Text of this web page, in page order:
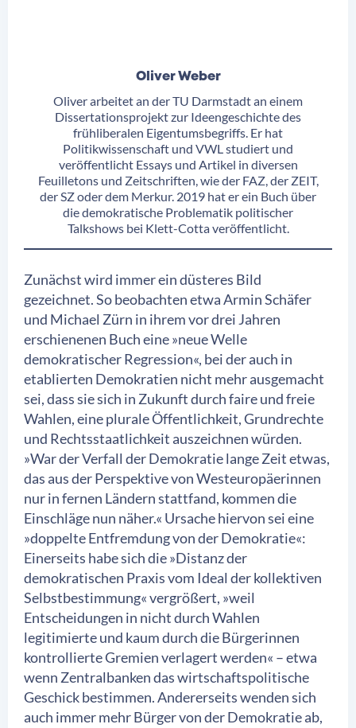
Oliver Weber
Oliver arbeitet an der TU Darmstadt an einem
Dissertationsprojekt zur Ideengeschichte des
frühliberalen Eigentumsbegriffs. Er hat
Politikwissenschaft und VWL studiert und
veröffentlicht Essays und Artikel in diversen
Feuilletons und Zeitschriften, wie der FAZ, der ZEIT,
der SZ oder dem Merkur. 2019 hat er ein Buch über
die demokratische Problematik politischer
Talkshows bei Klett-Cotta veröffentlicht.
Zunächst wird immer ein düsteres Bild
gezeichnet. So beobachten etwa Armin Schäfer
und Michael Zürn in ihrem vor drei Jahren
erschienenen Buch eine »neue Welle
demokratischer Regression«, bei der auch in
etablierten Demokratien nicht mehr ausgemacht
sei, dass sie sich in Zukunft durch faire und freie
Wahlen, eine plurale Öffentlichkeit, Grundrechte
und Rechtsstaatlichkeit auszeichnen würden.
»War der Verfall der Demokratie lange Zeit etwas,
das aus der Perspektive von Westeuropäerinnen
nur in fernen Ländern stattfand, kommen die
Einschläge nun näher.« Ursache hiervon sei eine
»doppelte Entfremdung von der Demokratie«:
Einerseits habe sich die »Distanz der
demokratischen Praxis vom Ideal der kollektiven
Selbstbestimmung« vergrößert, »weil
Entscheidungen in nicht durch Wahlen
legitimierte und kaum durch die Bürgerinnen
kontrollierte Gremien verlagert werden« – etwa
wenn Zentralbanken das wirtschaftspolitische
Geschick bestimmen. Andererseits wenden sich
auch immer mehr Bürger von der Demokratie ab,